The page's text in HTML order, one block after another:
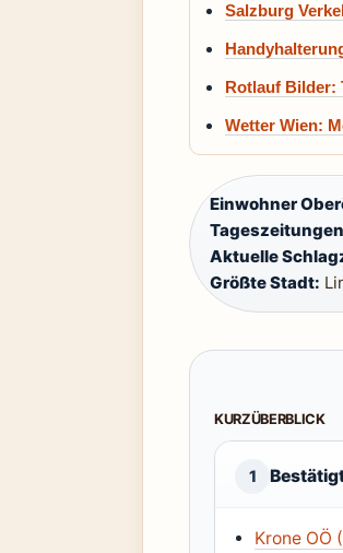
Salzburg
Rotlauf Bilder:
Wetter Wien:
Einwohner
Aktuelle
Größte Stadt:
KURZÜBERBLICK
1
Krone OÖ